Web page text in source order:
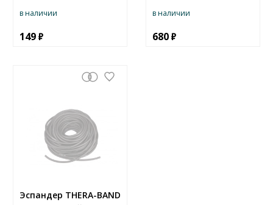
в наличии
149
в наличии
680
Эспандер THERA-BAND